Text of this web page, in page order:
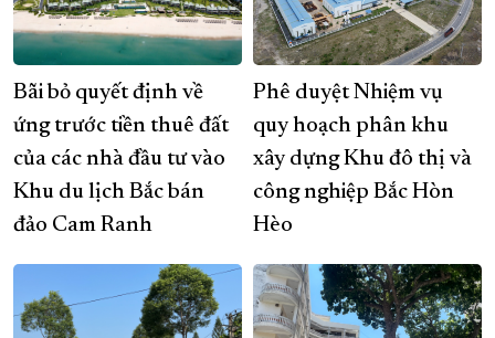
Bãi bỏ quyết định về
ứng trước tiền thuê đất
của các nhà đầu tư vào
Khu du lịch Bắc bán
đảo Cam Ranh
Phê duyệt Nhiệm vụ
quy hoạch phân khu
xây dựng Khu đô thị và
công nghiệp Bắc Hòn
Hèo